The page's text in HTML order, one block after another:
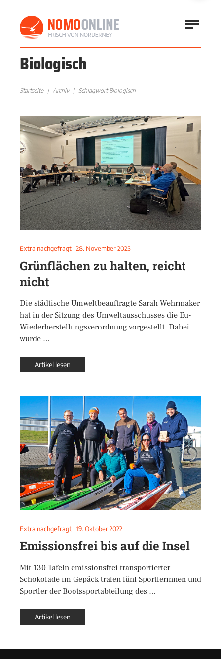
Biologisch
Startseite Archiv Schlagwort Biologisch
Extra nachgefragt | 28. November 2025
Grünflächen zu halten, reicht
nicht
Die städtische Umweltbeauftragte Sarah Wehrmaker
hat in der Sitzung des Umweltausschusses die Eu-
Wiederherstellungsverordnung vorgestellt. Dabei
wurde …
Artikel lesen
Extra nachgefragt | 19. Oktober 2022
Emissionsfrei bis auf die Insel
Mit 130 Tafeln emissionsfrei transportierter
Schokolade im Gepäck trafen fünf Sportlerinnen und
Sportler der Bootssportabteilung des …
Artikel lesen